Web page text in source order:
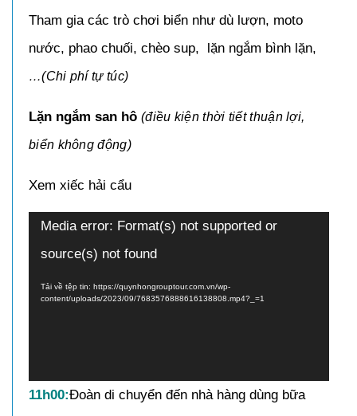
Tham gia các trò chơi biển như dù lượn, moto
nước, phao chuối, chèo sup, lặn ngắm bình lặn,
…(Chi phí tự túc)
Lặn ngắm san hô (điều kiện thời tiết thuận lợi,
biển không động)
Xem xiếc hải cẩu
Trình
Video
Media error: Format(s) not supported or
source(s) not found
Tải về tệp tin: https://quynhongrouptour.com.vn/wp-
content/uploads/2023/09/7683576888616138808.mp4?_=1
11h00:Đoàn di chuyển đến nhà hàng dùng bữa